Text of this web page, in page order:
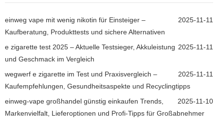
2025-11-11
einweg vape mit wenig nikotin für Einsteiger –
Kaufberatung, Produkttests und sichere Alternativen
2025-11-11
e zigarette test 2025 – Aktuelle Testsieger, Akkuleistung
und Geschmack im Vergleich
2025-11-11
wegwerf e zigarette im Test und Praxisvergleich –
Kaufempfehlungen, Gesundheitsaspekte und Recyclingtipps
2025-11-10
einweg-vape großhandel günstig einkaufen Trends,
Markenvielfalt, Lieferoptionen und Profi-Tipps für Großabnehmer